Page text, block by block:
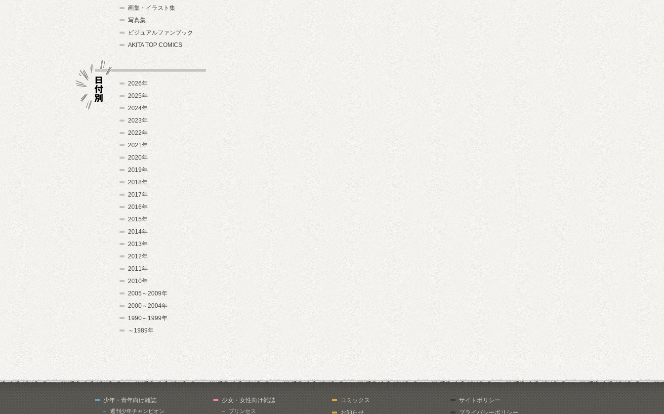
画集・イラスト集
写真集
ビジュアルファンブック
AKITA TOP COMICS
2026年
2025年
2024年
2023年
2022年
2021年
2020年
2019年
2018年
2017年
2016年
2015年
2014年
2013年
2012年
2011年
2010年
2005～2009年
2000～2004年
1990～1999年
～1989年
少年・青年向け雑誌
週刊少年チャンピオン
少女・女性向け雑誌
プリンセス
コミックス
お知らせ
サイトポリシー
プライバシーポリシー